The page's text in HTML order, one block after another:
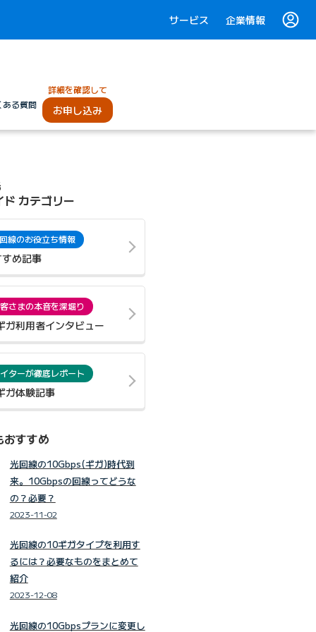
サービス 企業情報
ある質問
詳細を確認して
お申し込み
ド カテゴリー
線のお役立ち情報
め記事
さまの本音を深堀り
ガ利用者インタビュー
ターが徹底レポート
ガ体験記事
すすめ
光回線の10Gbps(ギガ)時代到
来。10Gbpsの回線ってどうな
の？必要？
2023-11-02
光回線の10ギガタイプを利用す
るには？必要なものをまとめて
紹介
2023-12-08
光回線の10Gbpsプランに変更し